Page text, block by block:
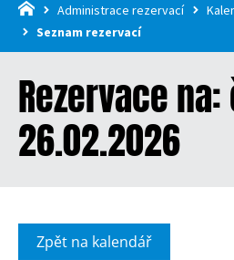
Administrace rezervací
Seznam rezervací
Rezervace
26.02.2026
Zpět na kalendář